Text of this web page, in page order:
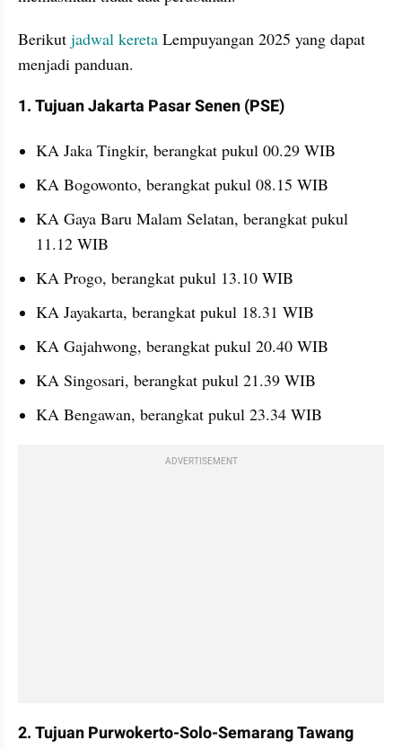
Berikut jadwal kereta Lempuyangan 2025 yang dapat
menjadi panduan.
1. Tujuan Jakarta Pasar Senen (PSE)
KA Jaka Tingkir, berangkat pukul 00.29 WIB
KA Bogowonto, berangkat pukul 08.15 WIB
KA Gaya Baru Malam Selatan, berangkat pukul
11.12 WIB
KA Progo, berangkat pukul 13.10 WIB
KA Jayakarta, berangkat pukul 18.31 WIB
KA Gajahwong, berangkat pukul 20.40 WIB
KA Singosari, berangkat pukul 21.39 WIB
KA Bengawan, berangkat pukul 23.34 WIB
ADVERTISEMENT
2. Tujuan Purwokerto-Solo-Semarang Tawang